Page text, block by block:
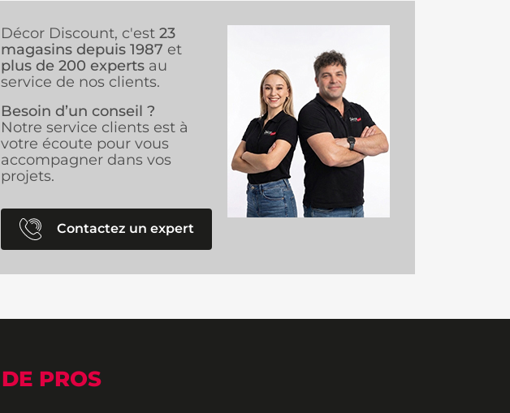
Décor Discount, c'est 23
magasins depuis 1987 et
plus de 200 experts au
service de nos clients.
Besoin d’un conseil ?
Notre service clients est à
votre écoute pour vous
accompagner dans vos
projets.
Contactez un expert
DE PROS